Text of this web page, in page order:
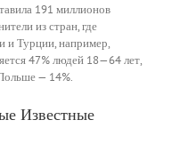
191 миллионов
из стран, где
и Турции, например,
47% людей 18—64 лет,
— 14%.
Известные